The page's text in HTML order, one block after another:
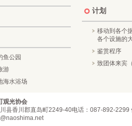
鱼公园
游
海水浴场
计划
移动到各个
各个设施的
鉴赏程序
致团体来宾
观光协会
县香川郡直岛町2249-40电话：087-892-2299